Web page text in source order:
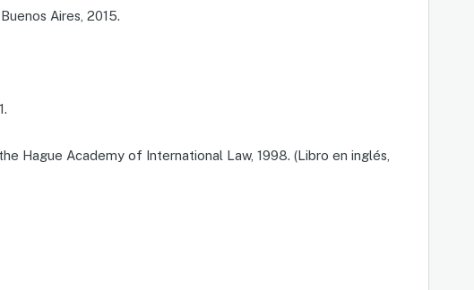
Aires, 2015.
Hague Academy of International Law, 1998. (Libro en inglés,